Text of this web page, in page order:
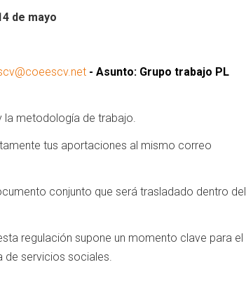
de mayo
- Asunto: Grupo trabajo PL
la metodología de trabajo.
tus aportaciones al mismo correo
conjunto que será trasladado dentro del
regulación supone un momento clave para el
de servicios sociales.